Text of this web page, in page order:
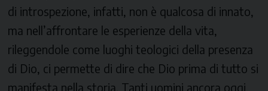
di introspezione, infatti, non è qualcosa di innato,
ma nell’affrontare le esperienze della vita,
rileggendole come luoghi teologici della presenza
di Dio, ci permette di dire che Dio prima di tutto si
manifesta nella storia. Tanti uomini ancora oggi